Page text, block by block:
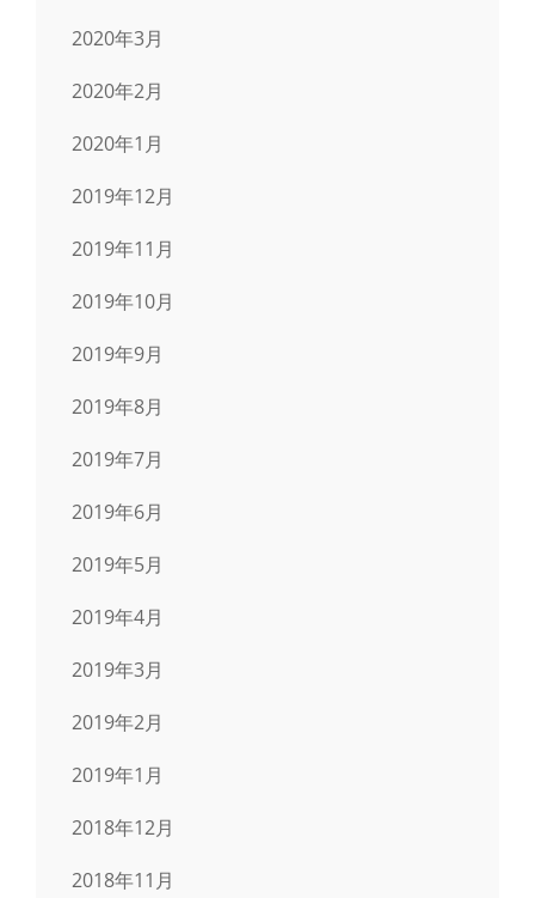
2020年3月
2020年2月
2020年1月
2019年12月
2019年11月
2019年10月
2019年9月
2019年8月
2019年7月
2019年6月
2019年5月
2019年4月
2019年3月
2019年2月
2019年1月
2018年12月
2018年11月